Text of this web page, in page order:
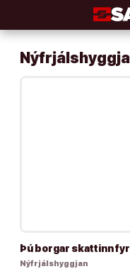
efni
Þú borgar skattinn
Nýfrjálshyggjan